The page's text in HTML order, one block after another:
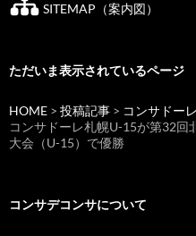
SITEMAP（案内図）
ただいま表示されているページ
HOME > 投稿記事 > コンサドー
コンサドーレ札幌U-15が第32回
大会（U-15）で優勝
コンサデコンサについて